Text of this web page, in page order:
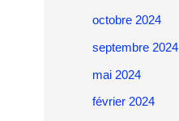
octobre 2024
septembre 2024
mai 2024
février 2024